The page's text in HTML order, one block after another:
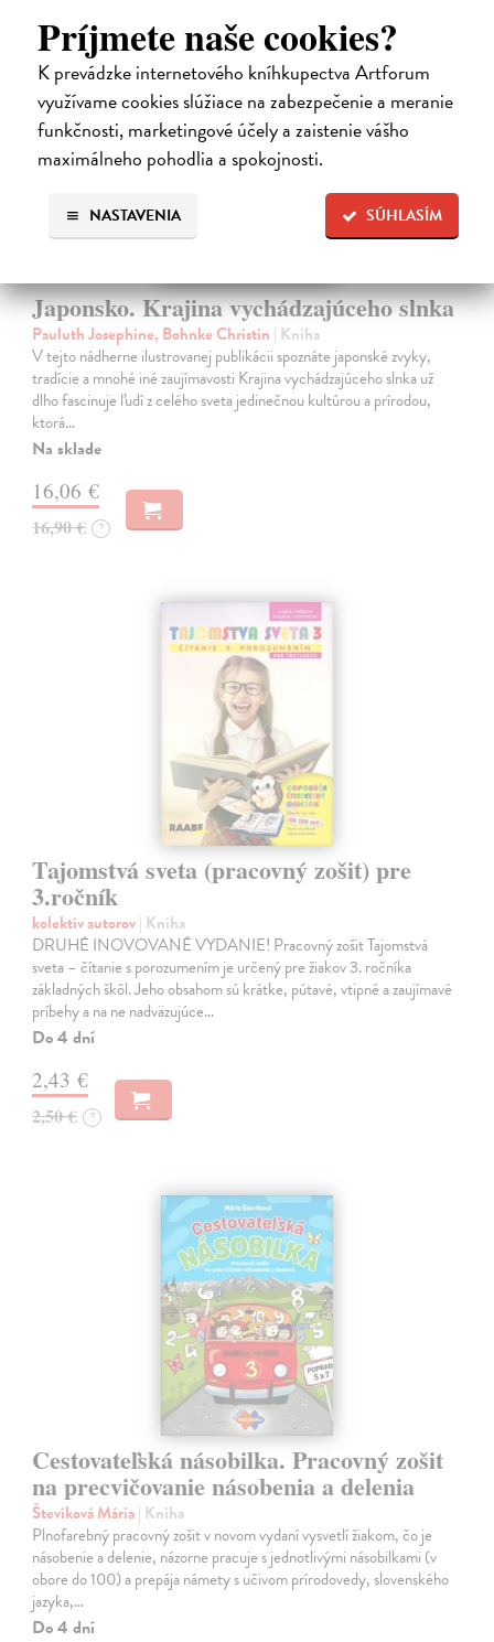
Príjmete naše cookies?
K prevádzke internetového kníhkupectva Artforum
využívame cookies slúžiace na zabezpečenie a meranie
funkčnosti, marketingové účely a zaistenie vášho
maximálneho pohodlia a spokojnosti.
SÚHLASÍM
NASTAVENIA
na sklade
Japonsko. Krajina vychádzajúceho slnka
Pauluth Josephine, Bohnke Christin | Kniha
V tejto nádherne ilustrovanej publikácii spoznáte japonské zvyky,
tradície a mnohé iné zaujímavosti Krajina vychádzajúceho slnka už
dlho fascinuje ľudí z celého sveta jedinečnou kultúrou a prírodou,
ktorá…
Na sklade
16,06 €
16,90 € ?
Tajomstvá sveta (pracovný zošit) pre
3.ročník
kolektív autorov| Kniha
DRUHÉ INOVOVANÉ VYDANIE! Pracovný zošit Tajomstvá
sveta – čítanie s porozumením je určený pre žiakov 3. ročníka
základných škôl. Jeho obsahom sú krátke, pútavé, vtipné a zaujímavé
príbehy a na ne nadväzujúce…
Do 4 dní
2,43 €
2,50 € ?
Cestovateľská násobilka. Pracovný zošit
na precvičovanie násobenia a delenia
Števíková Mária| Kniha
Plnofarebný pracovný zošit v novom vydaní vysvetlí žiakom, čo je
násobenie a delenie, názorne pracuje s jednotlivými násobilkami (v
obore do 100) a prepája námety s učivom prírodovedy, slovenského
jazyka,…
Do 4 dní